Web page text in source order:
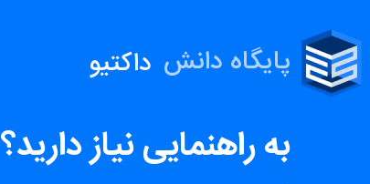
پایگاه دانش داکتیو
به راهنمایی نیاز دارید؟